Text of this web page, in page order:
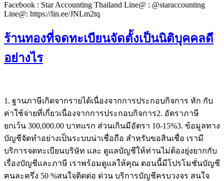
Facebook : Star Accounting Thailand Line@ : @staraccounting
Line@: https://lin.ee/JNLm2tq
ร้านทองที่จดทะเบียนจัดตั้งเป็นนิติบุคคลดี
อย่างไร
1. ฐานภาษีเกิดจากรายได้เนื่องจากการประกอบกิจการ หัก กับ
ค่าใช้จ่ายที่เกี่ยวเนื่องจากการประกอบกิจการ2. อัตราภาษี
ยกเว้น 300,000.00 บาทแรก ส่วนเกินมีอัตรา 10-15%3. ข้อมูลทาง
บัญชีจัดทำอย่างเป็นระบบน่าเชื่อถือ สำหรับขอสินเชื่อ เรามี
บริการจดทะเบียนบริษัท และ ดูแลบัญชีให้ท่านไม่ต้องยุ่งยากกับ
เรื่องบัญชีและภาษี เราพร้อมดูแลให้คุณ ตอนนี้มีโปรโมชั่นบัญชี
คนละครึ่ง 50 %สนใจติดต่อ ด่วน บริการบัญชีครบวงจร สนใจ